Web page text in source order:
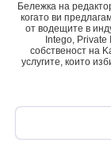
Бележка на
когато ви
от водещите в
Intego,
собственост на
услугите, които